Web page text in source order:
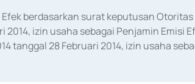
berdasarkan surat keputusan
2014, izin usaha sebagai Penjamin
tanggal 28 Februari 2014, izin usaha